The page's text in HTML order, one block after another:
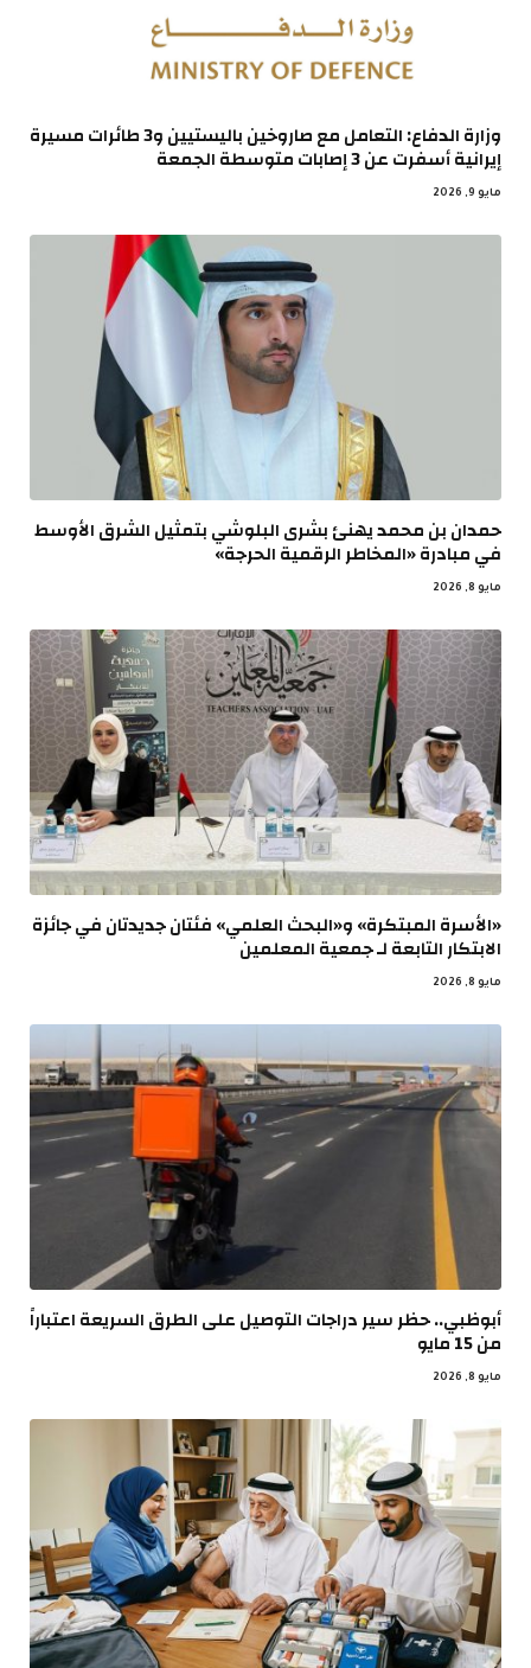
وزارة الدفاع: التعامل مع صاروخين باليستيين و3 طائرات مسيرة
إيرانية أسفرت عن 3 إصابات متوسطة الجمعة
مايو 9, 2026
حمدان بن محمد يهنئ بشرى البلوشي بتمثيل الشرق الأوسط
في مبادرة «المخاطر الرقمية الحرجة»
مايو 8, 2026
«الأسرة المبتكرة» و«البحث العلمي» فئتان جديدتان في جائزة
الابتكار التابعة لـ جمعية المعلمين
مايو 8, 2026
أبوظبي.. حظر سير دراجات التوصيل على الطرق السريعة اعتباراً
من 15 مايو
مايو 8, 2026